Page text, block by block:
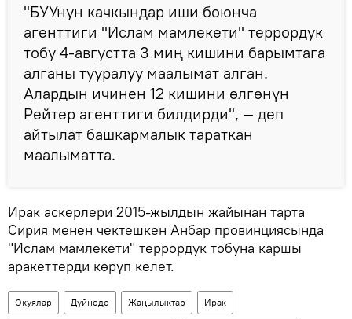
"БУУнун качкындар иши боюнча
агенттиги "Ислам мамлекети" террордук
тобу 4-августта 3 миң кишини барымтага
алганы тууралуу маалымат алган.
Алардын ичинен 12 кишини өлгөнүн
Рейтер агенттиги билдирди", — деп
айтылат башкармалык тараткан
маалыматта.
Ирак аскерлери 2015-жылдын жайынан тарта
Сирия менен чектешкен Анбар провинциясында
"Ислам мамлекети" террордук тобуна каршы
аракеттерди көрүп келет.
Окуялар Дүйнөдө Жаңылыктар Ирак